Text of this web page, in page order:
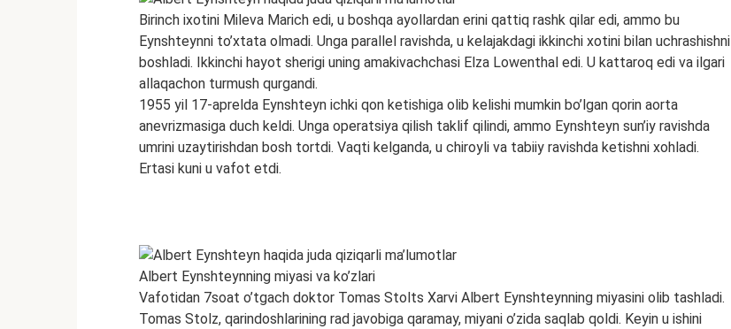
Birinch ixotini Mileva Marich edi, u boshqa ayollardan erini qattiq rashk qilar edi, ammo bu
Eynshteynni to’xtata olmadi. Unga parallel ravishda, u kelajakdagi ikkinchi xotini bilan uchrashishni
boshladi. Ikkinchi hayot sherigi uning amakivachchasi Elza Lowenthal edi. U kattaroq edi va ilgari
allaqachon turmush qurgandi.
1955 yil 17-aprelda Eynshteyn ichki qon ketishiga olib kelishi mumkin bo’lgan qorin aorta
anevrizmasiga duch keldi. Unga operatsiya qilish taklif qilindi, ammo Eynshteyn sun’iy ravishda
umrini uzaytirishdan bosh tortdi. Vaqti kelganda, u chiroyli va tabiiy ravishda ketishni xohladi.
Ertasi kuni u vafot etdi.
Albert Eynshteynning miyasi va ko’zlari
Vafotidan 7soat o’tgach doktor Tomas Stolts Xarvi Albert Eynshteynning miyasini olib tashladi.
Tomas Stolz, qarindoshlarining rad javobiga qaramay, miyani o’zida saqlab qoldi. Keyin u ishini